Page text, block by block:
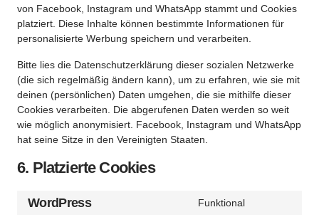
von Facebook, Instagram und WhatsApp stammt und Cookies
platziert. Diese Inhalte können bestimmte Informationen für
personalisierte Werbung speichern und verarbeiten.
Bitte lies die Datenschutzerklärung dieser sozialen Netzwerke
(die sich regelmäßig ändern kann), um zu erfahren, wie sie mit
deinen (persönlichen) Daten umgehen, die sie mithilfe dieser
Cookies verarbeiten. Die abgerufenen Daten werden so weit
wie möglich anonymisiert. Facebook, Instagram und WhatsApp
hat seine Sitze in den Vereinigten Staaten.
6. Platzierte Cookies
WordPress Funktional